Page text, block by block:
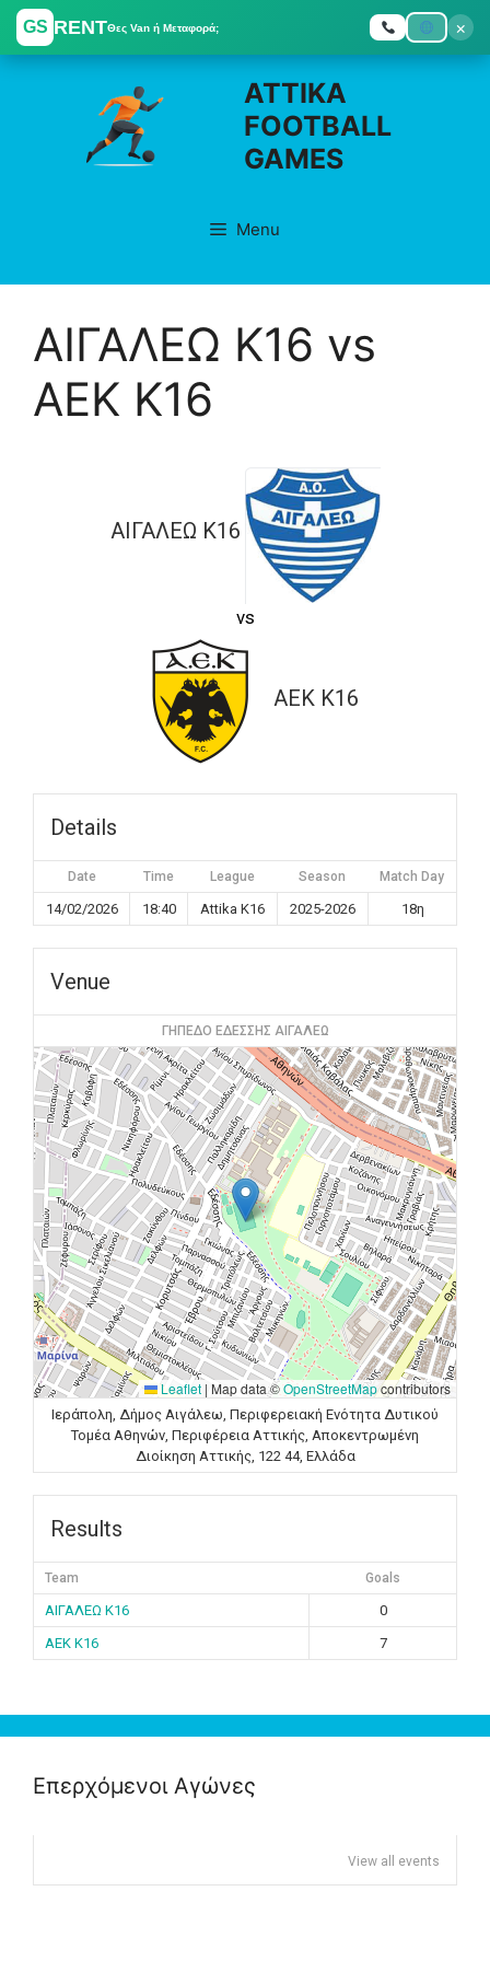
GS RENTΘες Van ή Μεταφορά;
×
Skip
ATTIKA
FOOTBALL
GAMES
Menu
ΑΙΓΑΛΕΩ K16 vs
ΑΕΚ K16
ΑΙΓΑΛΕΩ K16
vs
ΑΕΚ K16
Details
Date Time League Season Match Day
14/02/2026 18:40 Attika K16 2025-2026 18η
Venue
ΓΗΠΕΔΟ ΕΔΕΣΣΗΣ ΑΙΓΑΛΕΩ
Leaflet | Map data ©OpenStreetMapcontributors
Ιεράπολη, Δήμος Αιγάλεω, Περιφερειακή Ενότητα Δυτικού
Τομέα Αθηνών, Περιφέρεια Αττικής, Αποκεντρωμένη
Διοίκηση Αττικής, 122 44, Ελλάδα
Results
Team Goals
ΑΙΓΑΛΕΩ K16
0
ΑΕΚ K16
7
Επερχόμενοι Αγώνες
View all events